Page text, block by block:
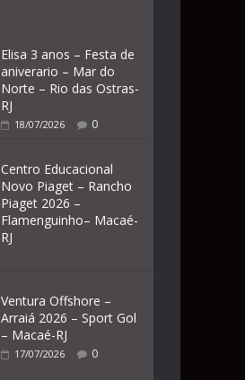
Elisa 3 anos – Festa de
aniverario – Mar do
Norte – Rio das Ostras-
RJ
18/07/2026 0
Centro Educacional
Novo Piaget – Rancho
Piaget 2026 –
Flamenguinho– Macaé-
RJ
Ventura Offshore –
Arraiá 2026 – Sport Gol
– Macaé-RJ
17/07/2026 0